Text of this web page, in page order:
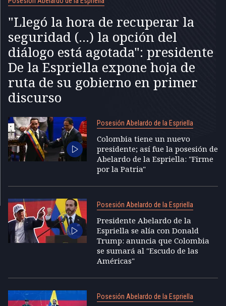
"Llegó la hora de recuperar la
seguridad (...) la opción del
diálogo está agotada": presidente
De la Espriella expone hoja de
ruta de su gobierno en primer
discurso
Posesión Abelardo de la Espriella
Colombia tiene un nuevo
presidente; así fue la posesión de
Abelardo de la Espriella: "Firme
por la Patria"
Posesión Abelardo de la Espriella
Presidente Abelardo de la
Espriella se alía con Donald
Trump: anuncia que Colombia
se sumará al "Escudo de las
Américas"
Posesión Abelardo de la Espriella